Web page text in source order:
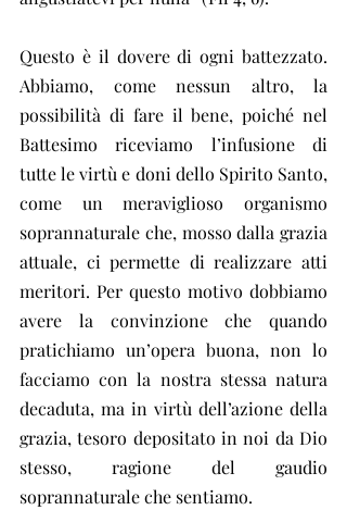
Questo è il dovere di ogni battezzato.
Abbiamo, come nessun altro, la
possibilità di fare il bene, poiché nel
Battesimo riceviamo l’infusione di
tutte le virtù e doni dello Spirito Santo,
come un meraviglioso organismo
soprannaturale che, mosso dalla grazia
attuale, ci permette di realizzare atti
meritori. Per questo motivo dobbiamo
avere la convinzione che quando
pratichiamo un’opera buona, non lo
facciamo con la nostra stessa natura
decaduta, ma in virtù dell’azione della
grazia, tesoro depositato in noi da Dio
stesso, ragione del gaudio
soprannaturale che sentiamo.